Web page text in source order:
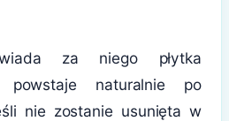
za niego płytka
powstaje naturalnie po
nie zostanie usunięta w